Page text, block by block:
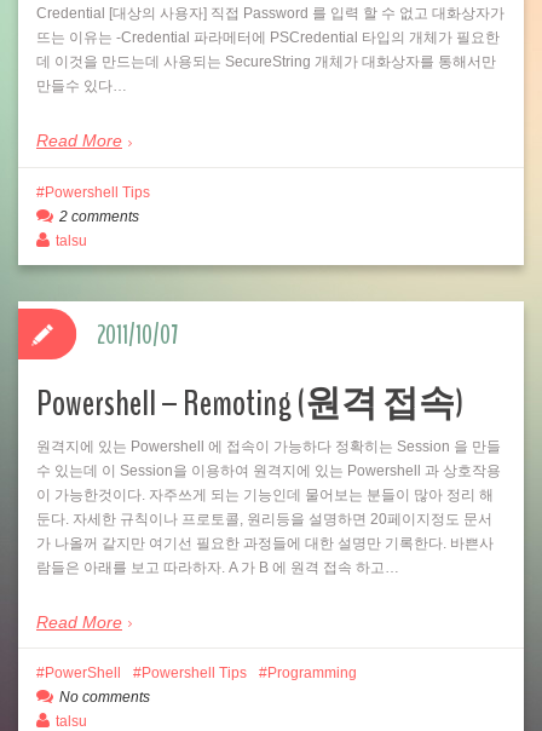
Credential [대상의 사용자] 직접 Password 를 입력 할 수 없고 대화상자가
뜨는 이유는 -Credential 파라메터에 PSCredential 타입의 개체가 필요한
데 이것을 만드는데 사용되는 SecureString 개체가 대화상자를 통해서만
만들수 있다…
Read More
Powershell Tips
2 comments
talsu
Powershell – Remoting (원격 접속)
원격지에 있는 Powershell 에 접속이 가능하다 정확히는 Session 을 만들
수 있는데 이 Session을 이용하여 원격지에 있는 Powershell 과 상호작용
이 가능한것이다. 자주쓰게 되는 기능인데 물어보는 분들이 많아 정리 해
둔다. 자세한 규칙이나 프로토콜, 원리등을 설명하면 20페이지정도 문서
가 나올꺼 같지만 여기선 필요한 과정들에 대한 설명만 기록한다. 바쁜사
람들은 아래를 보고 따라하자. A 가 B 에 원격 접속 하고…
Read More
2011/10/07
PowerShell Powershell Tips
Programming
No comments
talsu